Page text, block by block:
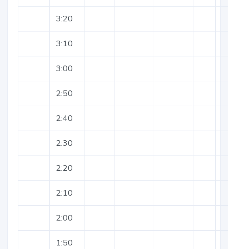
3:20
3:10
3:00
2:50
2:40
2:30
2:20
2:10
2:00
1:50